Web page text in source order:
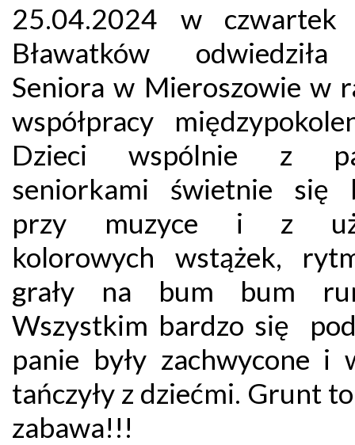
25.04.2024 w czwartek
Bławatków
Seniora w Mieroszowie w
współpracy
Dzieci wspólnie z
seniorkami świetnie się
przy muzyce i z
kolorowych wstążek,
grały na bum bum
Wszystkim bardzo się
panie były zachwycone i
tańczyły z dziećmi. Grunt
zabawa!!!